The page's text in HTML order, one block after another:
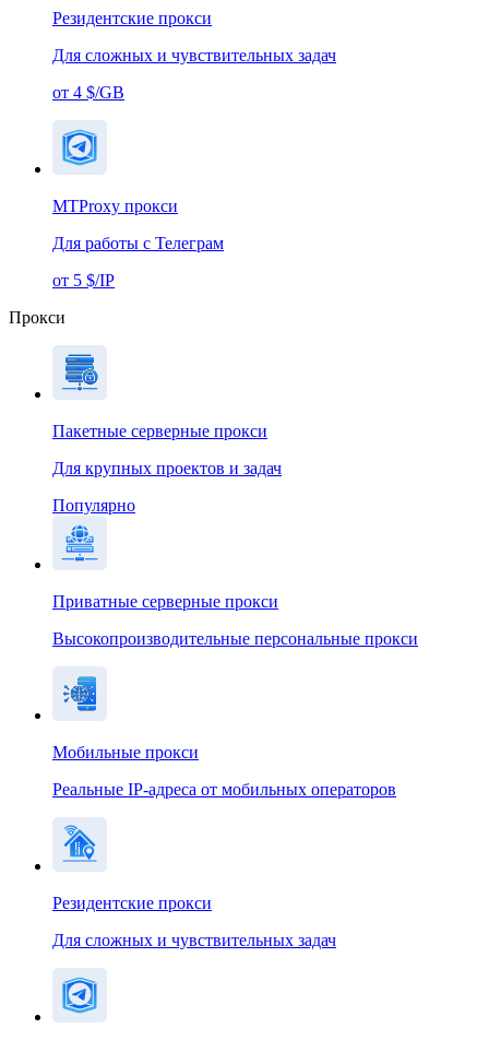
Резидентские прокси
Для сложных и чувствительных задач
от 4 $/GB
MTProxy прокси
Для работы с Телеграм
от 5 $/IP
Прокси
Пакетные серверные прокси
Для крупных проектов и задач
Популярно
Приватные серверные прокси
Высокопроизводительные персональные прокси
Мобильные прокси
Реальные IP-адреса от мобильных операторов
Резидентские прокси
Для сложных и чувствительных задач